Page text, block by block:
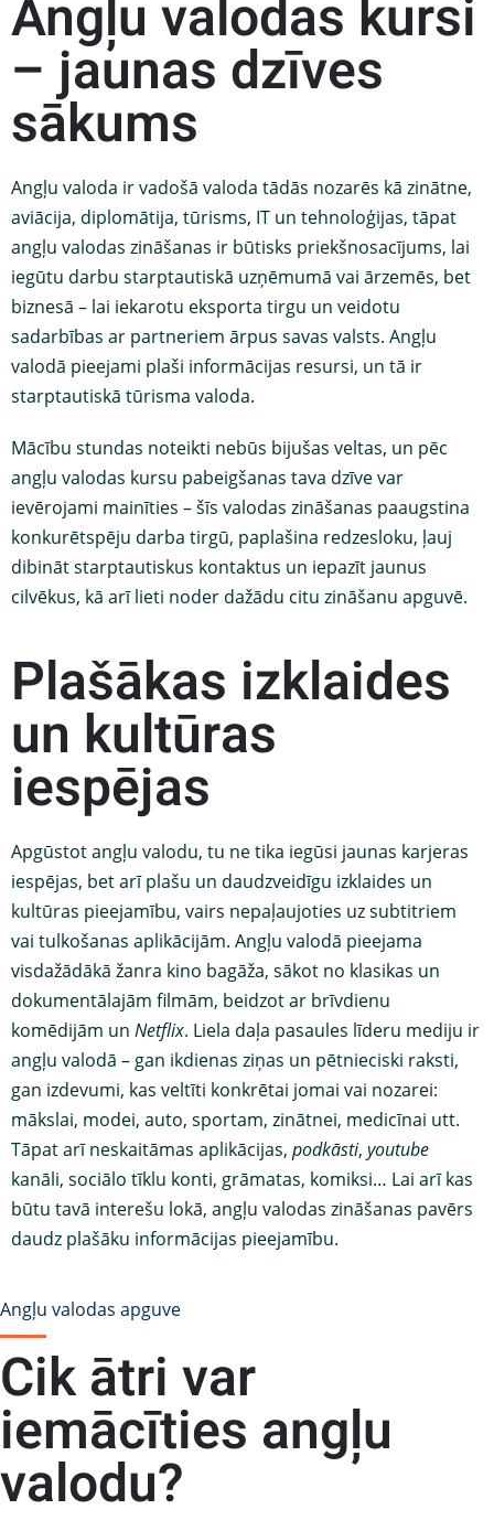
Angļu valodas kursi
– jaunas dzīves
sākums
Angļu valoda ir vadošā valoda tādās nozarēs kā zinātne,
aviācija, diplomātija, tūrisms, IT un tehnoloģijas, tāpat
angļu valodas zināšanas ir būtisks priekšnosacījums, lai
iegūtu darbu starptautiskā uzņēmumā vai ārzemēs, bet
biznesā – lai iekarotu eksporta tirgu un veidotu
sadarbības ar partneriem ārpus savas valsts. Angļu
valodā pieejami plaši informācijas resursi, un tā ir
starptautiskā tūrisma valoda.
Mācību stundas noteikti nebūs bijušas veltas, un pēc
angļu valodas kursu pabeigšanas tava dzīve var
ievērojami mainīties – šīs valodas zināšanas paaugstina
konkurētspēju darba tirgū, paplašina redzesloku, ļauj
dibināt starptautiskus kontaktus un iepazīt jaunus
cilvēkus, kā arī lieti noder dažādu citu zināšanu apguvē.
Plašākas izklaides
un kultūras
iespējas
Apgūstot angļu valodu, tu ne tika iegūsi jaunas karjeras
iespējas, bet arī plašu un daudzveidīgu izklaides un
kultūras pieejamību, vairs nepaļaujoties uz subtitriem
vai tulkošanas aplikācijām. Angļu valodā pieejama
visdažādākā žanra kino bagāža, sākot no klasikas un
dokumentālajām filmām, beidzot ar brīvdienu
komēdijām un Netflix. Liela daļa pasaules līderu mediju ir
angļu valodā – gan ikdienas ziņas un pētnieciski raksti,
gan izdevumi, kas veltīti konkrētai jomai vai nozarei:
mākslai, modei, auto, sportam, zinātnei, medicīnai utt.
Tāpat arī neskaitāmas aplikācijas, podkāsti, youtube
kanāli, sociālo tīklu konti, grāmatas, komiksi… Lai arī kas
būtu tavā interešu lokā, angļu valodas zināšanas pavērs
daudz plašāku informācijas pieejamību.
Cik ātri var
iemācīties angļu
valodu?
Angļu valodas apguve